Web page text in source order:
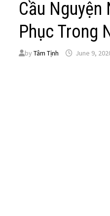
Cầu
Phục Trong
byTâm Tịnh June 9,